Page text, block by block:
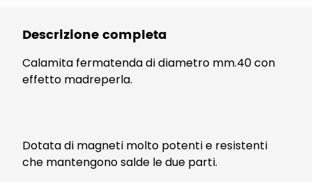
Descrizione completa
Calamita fermatenda di diametro mm.40 con
effetto madreperla.
Dotata di magneti molto potenti e resistenti
che mantengono salde le due parti.